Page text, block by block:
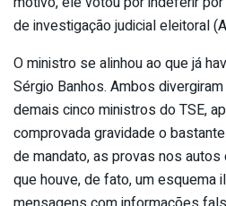
de investigação judicial eleitoral
O ministro se alinhou ao que já
Sérgio Banhos. Ambos
demais cinco ministros do TSE,
comprovada gravidade o
de mandato, as provas nos
que houve, de fato, um esquema